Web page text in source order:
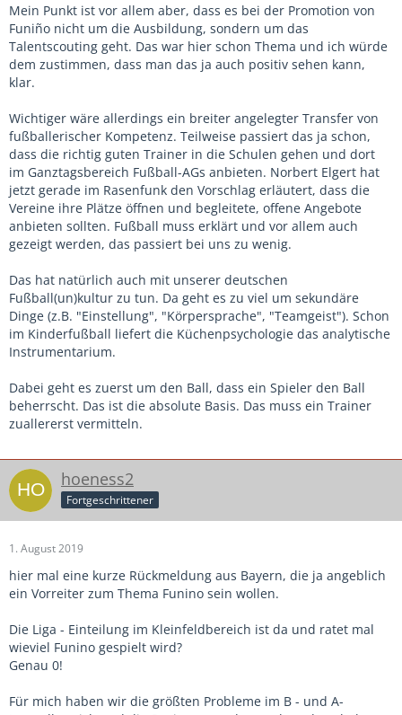
Mein Punkt ist vor allem aber, dass es bei der Promotion von
Funiño nicht um die Ausbildung, sondern um das
Talentscouting geht. Das war hier schon Thema und ich würde
dem zustimmen, dass man das ja auch positiv sehen kann,
klar.
Wichtiger wäre allerdings ein breiter angelegter Transfer von
fußballerischer Kompetenz. Teilweise passiert das ja schon,
dass die richtig guten Trainer in die Schulen gehen und dort
im Ganztagsbereich Fußball-AGs anbieten. Norbert Elgert hat
jetzt gerade im Rasenfunk den Vorschlag erläutert, dass die
Vereine ihre Plätze öffnen und begleitete, offene Angebote
anbieten sollten. Fußball muss erklärt und vor allem auch
gezeigt werden, das passiert bei uns zu wenig.
Das hat natürlich auch mit unserer deutschen
Fußball(un)kultur zu tun. Da geht es zu viel um sekundäre
Dinge (z.B. "Einstellung", "Körpersprache", "Teamgeist"). Schon
im Kinderfußball liefert die Küchenpsychologie das analytische
Instrumentarium.
Dabei geht es zuerst um den Ball, dass ein Spieler den Ball
beherrscht. Das ist die absolute Basis. Das muss ein Trainer
zuallererst vermitteln.
hoeness2
Fortgeschrittener
1. August 2019
hier mal eine kurze Rückmeldung aus Bayern, die ja angeblich
ein Vorreiter zum Thema Funino sein wollen.
Die Liga - Einteilung im Kleinfeldbereich ist da und ratet mal
wieviel Funino gespielt wird?
Genau 0!
Für mich haben wir die größten Probleme im B - und A-